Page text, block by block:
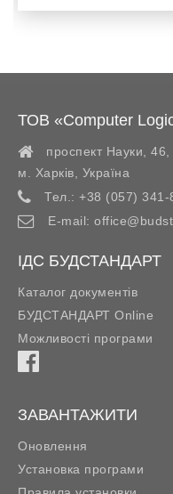
ТОВ «Computer
проспект Науки,
м. Харків
Україна
Тел.: +38 (057) 341-
E-mail:
ІДС БУДСТАНДАРТ
Каталог документів
БУДСТАНДАРТ Online
Можливості програми
ЗАВАНТАЖИТИ
Оновлення
Установка програми